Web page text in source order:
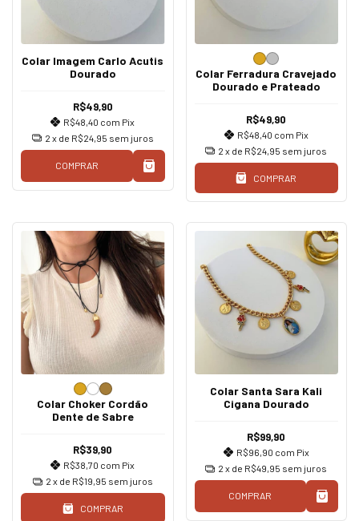
Colar Imagem Carlo Acutis
Dourado
R$49,90
R$48,40 com Pix
2 x de R$24,95 sem juros
COMPRAR
Colar Ferradura Cravejado
Dourado e Prateado
R$49,90
R$48,40 com Pix
2 x de R$24,95 sem juros
COMPRAR
Colar Choker Cordão
Dente de Sabre
R$39,90
R$38,70 com Pix
2 x de R$19,95 sem juros
COMPRAR
Colar Santa Sara Kali
Cigana Dourado
R$99,90
R$96,90 com Pix
2 x de R$49,95 sem juros
COMPRAR